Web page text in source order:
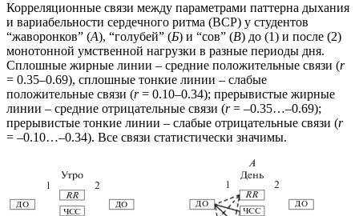
Корреляционные связи между параметрами паттерна дыхания
и вариабельности сердечного ритма (ВСР) у студентов
“жаворонков” (А), “голубей” (Б) и “сов” (В) до (1) и после (2)
монотонной умственной нагрузки в разные периоды дня.
Сплошные жирные линии – средние положительные связи (r
= 0.35–0.69), сплошные тонкие линии – слабые
положительные связи (r= 0.10–0.34); прерывистые жирные
линии – средние отрицательные связи (r= –0.35…–0.69);
прерывистые тонкие линии – слабые отрицательные связи (r
= –0.10…–0.34). Все связи статистически значимы.